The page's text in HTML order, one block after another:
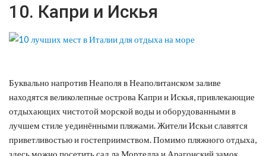
10. Капри и Искья
Буквально напротив Неаполя в Неаполитанском заливе
находятся великолепные острова Капри и Искья, привлекающие
отдыхающих чистотой морской воды и оборудованными в
лучшем стиле уединёнными пляжами. Жители Искьи славятся
приветливостью и гостеприимством. Помимо пляжного отдыха,
здесь можно посетить сад ла Мортелла и Арагонский замок.